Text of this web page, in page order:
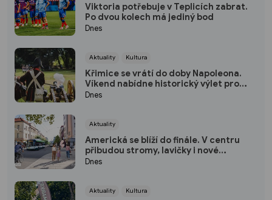
Viktoria potřebuje v Teplicích zabrat.
Po dvou kolech má jediný bod
Dnes
Aktuality Kultura
Křimice se vrátí do doby Napoleona.
Víkend nabídne historický výlet pro
děti
Dnes
Aktuality
Americká se blíží do finále. V centru
přibudou stromy, lavičky i nové
zastávky
Dnes
Aktuality Kultura